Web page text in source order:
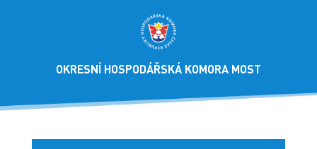
OKRESNÍ HOSPODÁŘSKÁ KOMORA MOST